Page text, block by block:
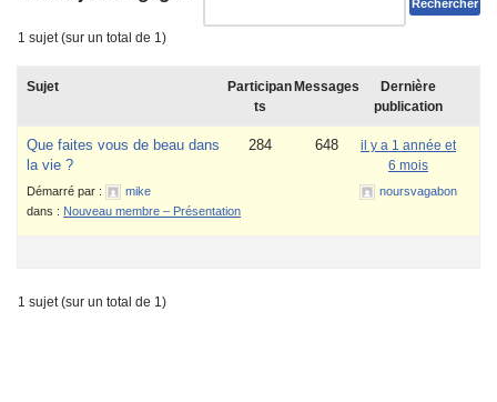
1 sujet (sur un total de 1)
Sujet
Participan
ts
Messages
Dernière
publication
Que faites vous de beau dans
la vie ?
Démarré par :
mike
dans : Nouveau membre – Présentation
284 648
il y a 1 année et
6 mois
noursvagabon
1 sujet (sur un total de 1)